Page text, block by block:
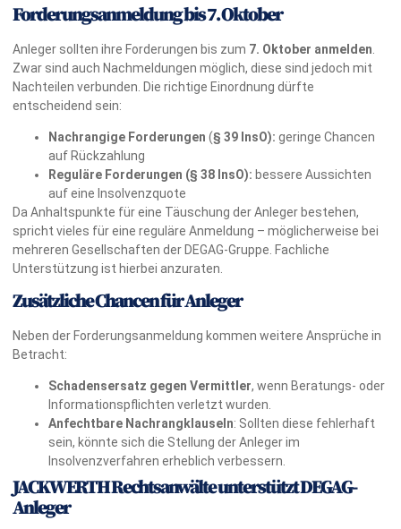
Forderungsanmeldung bis 7. Oktober
Anleger sollten ihre Forderungen bis zum 7. Oktober anmelden
Zwar sind auch Nachmeldungen möglich, diese sind jedoch mit
Nachteilen verbunden. Die richtige Einordnung dürfte
entscheidend sein:
Nachrangige Forderungen (§ 39 InsO): geringe Chancen
auf Rückzahlung
Reguläre Forderungen (§ 38 InsO): bessere Aussichten
auf eine Insolvenzquote
Da Anhaltspunkte für eine Täuschung der Anleger bestehen,
spricht vieles für eine reguläre Anmeldung – möglicherweise bei
mehreren Gesellschaften der DEGAG-Gruppe. Fachliche
Unterstützung ist hierbei anzuraten.
Zusätzliche Chancen für Anleger
Neben der Forderungsanmeldung kommen weitere Ansprüche in
Betracht:
Schadensersatz gegen Vermittler, wenn Beratungs- oder
Informationspflichten verletzt wurden.
Anfechtbare Nachrangklauseln: Sollten diese fehlerhaft
sein, könnte sich die Stellung der Anleger im
Insolvenzverfahren erheblich verbessern.
JACKWERTH Rechtsanwälte unterstützt DEGAG-
Anleger